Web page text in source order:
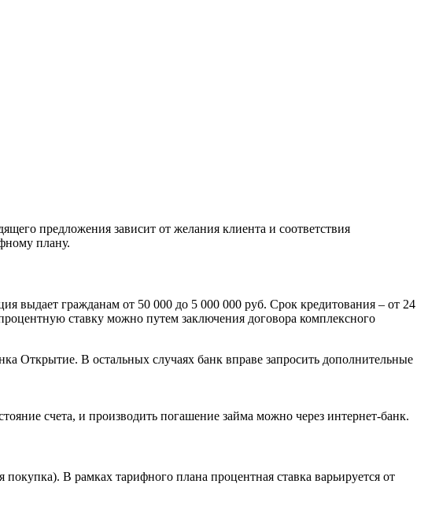
предложения зависит от желания клиента и соответствия
плану.
выдает гражданам от 50 000 до 5 000 000 руб. Срок кредитования – от 24
ставку можно путем заключения договора комплексного
Открытие. В остальных случаях банк вправе запросить дополнительные
счета, и производить погашение займа можно через интернет-банк.
В рамках тарифного плана процентная ставка варьируется от